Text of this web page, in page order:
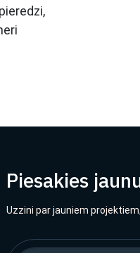
Piesakies
Uzzini par jauniem